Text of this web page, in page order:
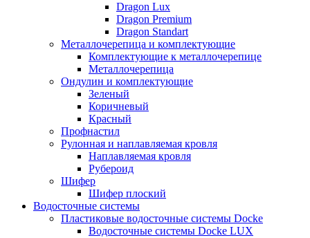
Dragon Lux
Dragon Premium
Dragon Standart
Металлочерепица и комплектующие
Комплектующие к металлочерепице
Металлочерепица
Ондулин и комплектующие
Зеленый
Коричневый
Красный
Профнастил
Рулонная и наплавляемая кровля
Наплавляемая кровля
Рубероид
Шифер
Шифер плоский
Водосточные системы
Пластиковые водосточные системы Docke
Водосточные системы Docke LUX